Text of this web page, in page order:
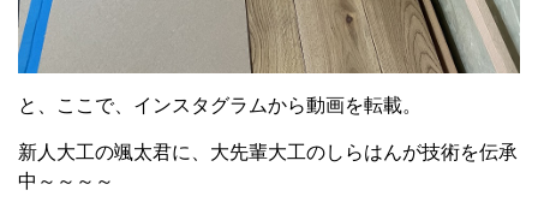
と、ここで、インスタグラムから動画を転載。
新人大工の颯太君に、大先輩大工のしらはんが技術を伝承
中～～～～